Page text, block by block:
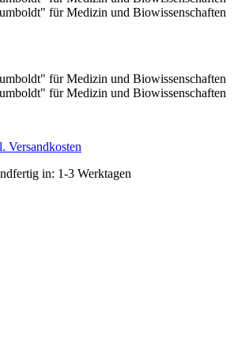
Versandkosten
in: 1-3 Werktagen